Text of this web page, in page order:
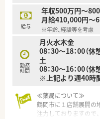
給与
年収500万円～
月給410,000円～
※年齢、経験等を考慮
勤務
時間
月火水木金
08：30～18：00（休
土
08：30～16：00（休
※上記より週40時
≪薬局について≫
鶴岡市に１店舗展開の
注力しておりますので